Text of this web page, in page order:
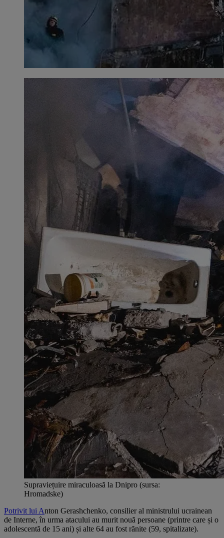
Supraviețuire miraculoasă la Dnipro (sursa:
Hromadske)
Potrivit lui Anton Gerashchenko, consilier al ministrului ucrainean
de Interne, în urma atacului au murit nouă persoane (printre care și o
adolescentă de 15 ani) și alte 64 au fost rănite (59, spitalizate).